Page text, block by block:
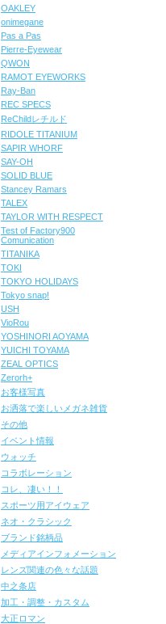
OAKLEY
onimegane
Pas a Pas
Pierre-Eyewear
QWON
RAMOT EYEWORKS
Ray-Ban
REC SPECS
ReChildレチルド
RIDOLE TITANIUM
SAPIR WHORF
SAY-OH
SOLID BLUE
Stancey Ramars
TALEX
TAYLOR WITH RESPECT
Test of Factory900
Comunication
TITANIKA
TOKI
TOKYO HOLIDAYS
Tokyo snap!
USH
VioRou
YOSHINORI AOYAMA
YUICHI TOYAMA
ZEAL OPTICS
Zerorh+
お客様写真
お洒落で楽しいメガネ雑貨
その他
イベント情報
ウォッチ
コラボレーション
コレ、凄い！！
スポーツ用アイウェア
ネオ・クラシック
ブランド銘柄品
メディアインフォメーション
レンズ関連の色々な話題
中之条店
加工・調整・カスタム
大正ロマン